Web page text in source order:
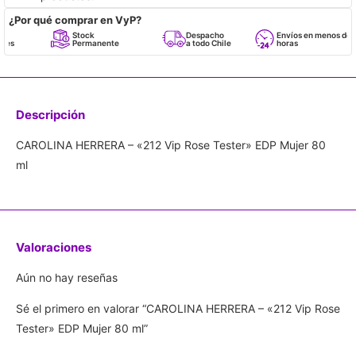
¿Por qué comprar en VyP?
Stock
Permanente
Despacho
a todo Chile
Envíos en menos de 24
horas
Descripción
CAROLINA HERRERA – «212 Vip Rose Tester» EDP Mujer 80
ml
Valoraciones
Aún no hay reseñas
Sé el primero en valorar “CAROLINA HERRERA – «212 Vip Rose
Tester» EDP Mujer 80 ml”